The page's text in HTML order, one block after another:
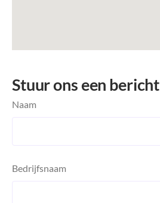
Stuur ons een bericht
Naam
Bedrijfsnaam